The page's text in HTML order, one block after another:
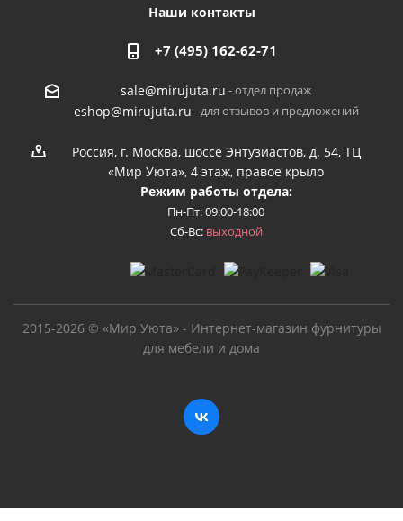
Наши контакты
+7 (495) 162-62-71
sale@mirujuta.ru - отдел продаж
eshop@mirujuta.ru - для отзывов и предложений
Россия, г. Москва, шоссе Энтузиастов, д. 54, ТЦ
«Мир Уюта», 4 этаж, правое крыло
Режим работы отдела:
Пн-Пт: 09:00-18:00
Сб-Вс: выходной
2015-2026 © «Мир Уюта» - Интернет-магазин фурнитуры
для мебели и дома